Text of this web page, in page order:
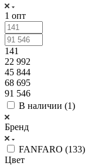
1 опт
141
22 992
45 844
68 695
91 546
В наличии (1)
Бренд
FANFARO (133)
Цвет